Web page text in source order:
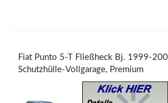
Fiat Punto 5-T Fließheck Bj. 1999-
Schutzhülle-Vollgarage, Premium